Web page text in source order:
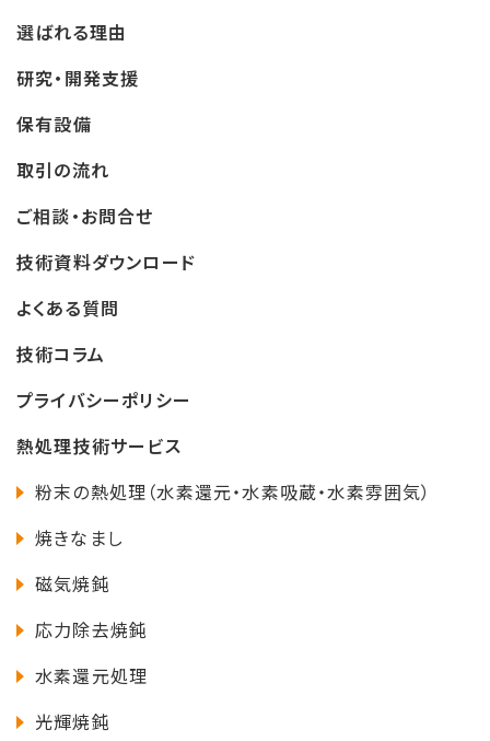
選ばれる理由
研究・開発支援
保有設備
取引の流れ
ご相談・お問合せ
技術資料ダウンロード
よくある質問
技術コラム
プライバシーポリシー
熱処理技術サービス
粉末の熱処理（水素還元・水素吸蔵・水素雰囲気）
焼きなまし
磁気焼鈍
応力除去焼鈍
水素還元処理
光輝焼鈍